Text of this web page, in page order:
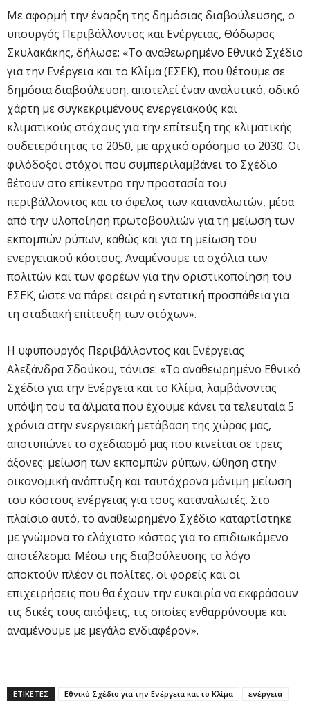
Με αφορμή την έναρξη της δημόσιας διαβούλευσης, ο
υπουργός Περιβάλλοντος και Ενέργειας, Θόδωρος
Σκυλακάκης, δήλωσε: «Το αναθεωρημένο Εθνικό Σχέδιο
για την Ενέργεια και το Κλίμα (ΕΣΕΚ), που θέτουμε σε
δημόσια διαβούλευση, αποτελεί έναν αναλυτικό, οδικό
χάρτη με συγκεκριμένους ενεργειακούς και
κλιματικούς στόχους για την επίτευξη της κλιματικής
ουδετερότητας το 2050, με αρχικό ορόσημο το 2030. Οι
φιλόδοξοι στόχοι που συμπεριλαμβάνει το Σχέδιο
θέτουν στο επίκεντρο την προστασία του
περιβάλλοντος και το όφελος των καταναλωτών, μέσα
από την υλοποίηση πρωτοβουλιών για τη μείωση των
εκπομπών ρύπων, καθώς και για τη μείωση του
ενεργειακού κόστους. Αναμένουμε τα σχόλια των
πολιτών και των φορέων για την οριστικοποίηση του
ΕΣΕΚ, ώστε να πάρει σειρά η εντατική προσπάθεια για
τη σταδιακή επίτευξη των στόχων».
Η υφυπουργός Περιβάλλοντος και Ενέργειας
Αλεξάνδρα Σδούκου, τόνισε: «Το αναθεωρημένο Εθνικό
Σχέδιο για την Ενέργεια και το Κλίμα, λαμβάνοντας
υπόψη του τα άλματα που έχουμε κάνει τα τελευταία 5
χρόνια στην ενεργειακή μετάβαση της χώρας μας,
αποτυπώνει το σχεδιασμό μας που κινείται σε τρεις
άξονες: μείωση των εκπομπών ρύπων, ώθηση στην
οικονομική ανάπτυξη και ταυτόχρονα μόνιμη μείωση
του κόστους ενέργειας για τους καταναλωτές. Στο
πλαίσιο αυτό, το αναθεωρημένο Σχέδιο καταρτίστηκε
με γνώμονα το ελάχιστο κόστος για το επιδιωκόμενο
αποτέλεσμα. Μέσω της διαβούλευσης το λόγο
αποκτούν πλέον οι πολίτες, οι φορείς και οι
επιχειρήσεις που θα έχουν την ευκαιρία να εκφράσουν
τις δικές τους απόψεις, τις οποίες ενθαρρύνουμε και
αναμένουμε με μεγάλο ενδιαφέρον».
ΕΤΙΚΕΤΕΣ Εθνικό Σχέδιο για την Ενέργεια και το Κλίμα
ενέργεια